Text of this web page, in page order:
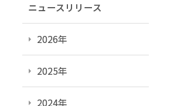
ニュースリリース
2026年
2025年
2024年